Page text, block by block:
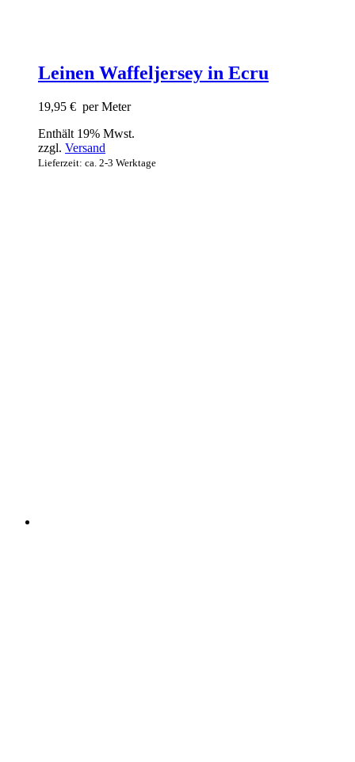
Leinen Waffeljersey in Ecru
19,95 € per Meter
Enthält 19% Mwst.
zzgl. Versand
Lieferzeit: ca. 2-3 Werktage